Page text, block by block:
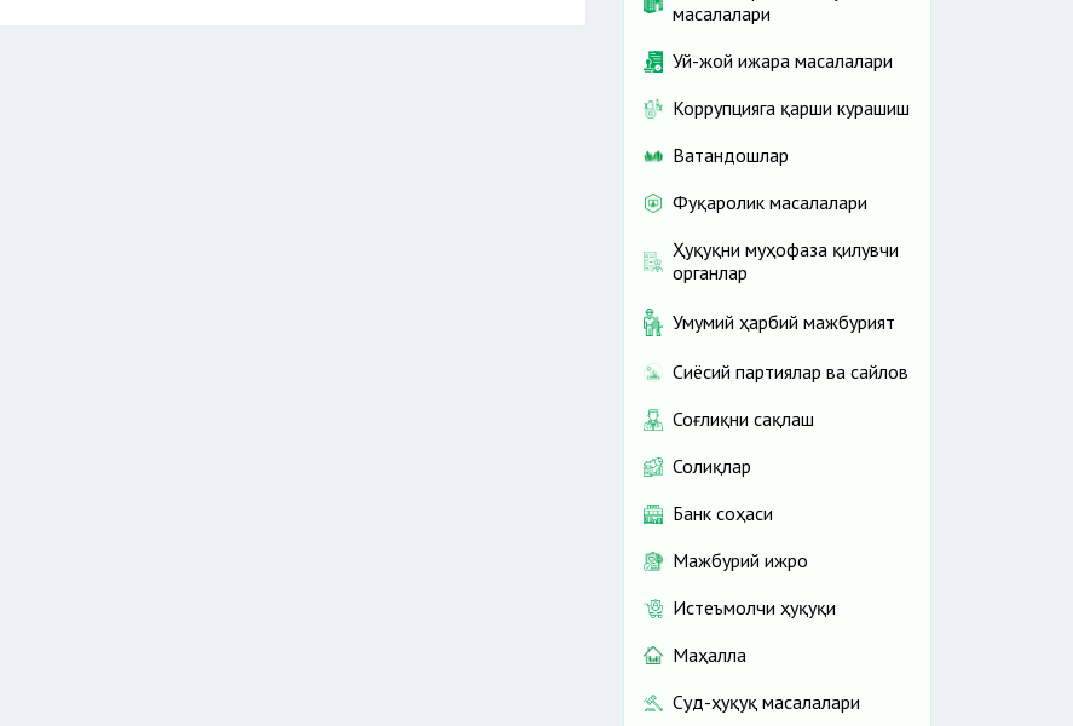
масалалари
Уй-жой ижара масалалари
Коррупцияга қарши курашиш
Ватандошлар
Фуқаролик масалалари
Ҳуқуқни муҳофаза қилувчи
органлар
Умумий ҳарбий мажбурият
Сиёсий партиялар ва сайлов
Соғлиқни сақлаш
Солиқлар
Банк соҳаси
Мажбурий ижро
Истеъмолчи ҳуқуқи
Маҳалла
Суд-ҳуқуқ масалалари